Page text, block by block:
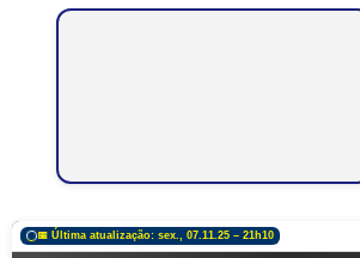
📅 Última atualização: sex., 07.11.25 – 21h10